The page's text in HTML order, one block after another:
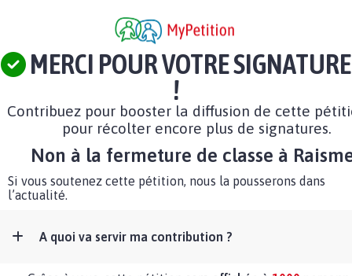
MERCI POUR VOTRE SIGNATURE
!
Contribuez pour booster la diffusion de cette
pour récolter encore plus de signatures.
Non à la fermeture de classe à
Si vous soutenez cette pétition, nous la pousserons dans
l’actualité.
A quoi va servir ma contribution ?